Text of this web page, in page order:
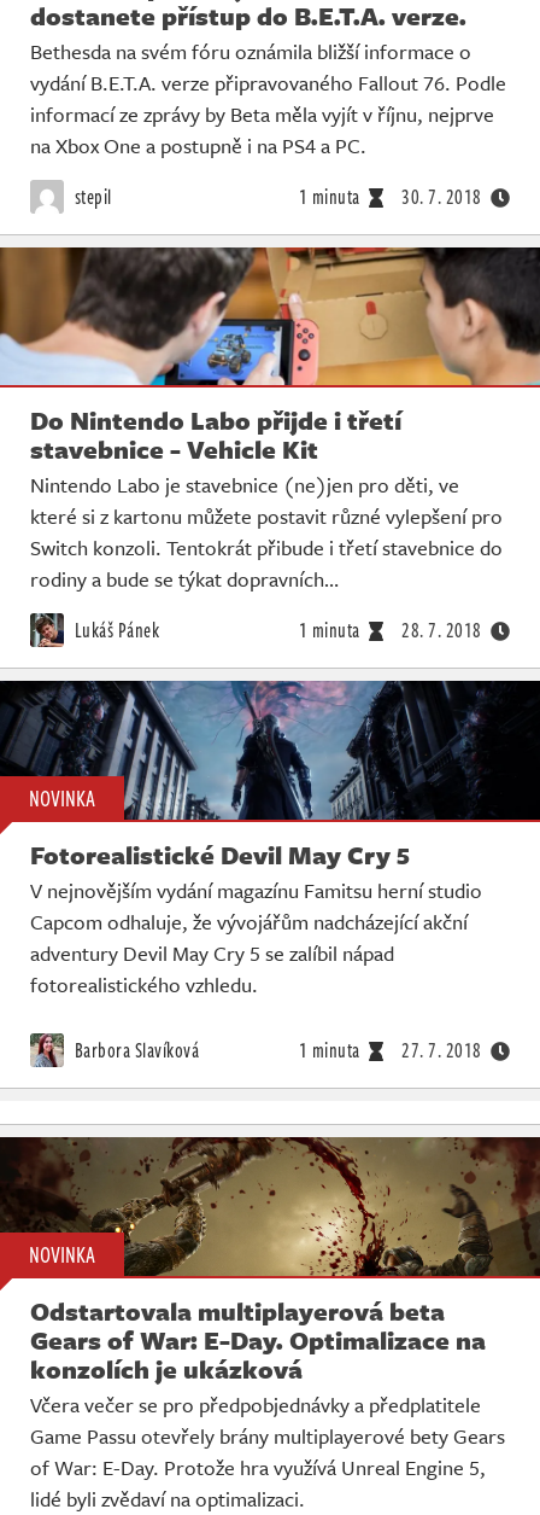
dostanete přístup do B.E.T.A. verze.
Bethesda na svém fóru oznámila bližší informace o
vydání B.E.T.A. verze připravovaného Fallout 76. Podle
informací ze zprávy by Beta měla vyjít v říjnu, nejprve
na Xbox One a postupně i na PS4 a PC.
stepil 1 minuta 30. 7. 2018
Do Nintendo Labo přijde i třetí
stavebnice - Vehicle Kit
Nintendo Labo je stavebnice (ne)jen pro děti, ve
které si z kartonu můžete postavit různé vylepšení pro
Switch konzoli. Tentokrát přibude i třetí stavebnice do
rodiny a bude se týkat dopravních…
Lukáš Pánek 1 minuta 28. 7. 2018
NOVINKA
Fotorealistické Devil May Cry 5
V nejnovějším vydání magazínu Famitsu herní studio
Capcom odhaluje, že vývojářům nadcházející akční
adventury Devil May Cry 5 se zalíbil nápad
fotorealistického vzhledu.
Barbora Slavíková 1 minuta 27. 7. 2018
NOVINKA
Odstartovala multiplayerová beta
Gears of War: E-Day. Optimalizace na
konzolích je ukázková
Včera večer se pro předpobjednávky a předplatitele
Game Passu otevřely brány multiplayerové bety Gears
of War: E-Day. Protože hra využívá Unreal Engine 5,
lidé byli zvědaví na optimalizaci.